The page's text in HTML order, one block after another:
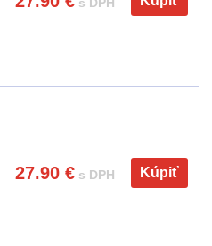
27.90 € s DPH Kúpiť